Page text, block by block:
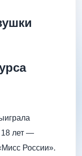
18 лет —
России».